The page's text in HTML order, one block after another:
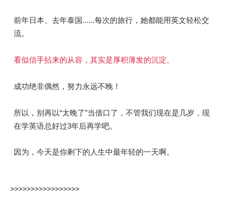
前年日本、去年泰国......每次的旅行，她都能用英文轻松交
流。
看似信手拈来的从容，其实是厚积薄发的沉淀。
成功绝非偶然，努力永远不晚！
所以，别再以“太晚了”当借口了，不管我们现在是几岁，现
在学英语总好过3年后再学吧。
因为，今天是你剩下的人生中最年轻的一天啊。
>>>>>>>>>>>>>>>>>